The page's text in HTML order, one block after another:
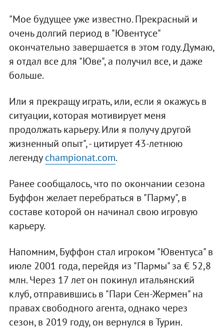
"Мое будущее уже известно. Прекрасный и
очень долгий период в "Ювентусе"
окончательно завершается в этом году. Думаю,
я отдал все для "Юве", а получил все, и даже
больше.
Или я прекращу играть, или, если я окажусь в
ситуации, которая мотивирует меня
продолжать карьеру. Или я получу другой
жизненный опыт", - цитирует 43-летнюю
легендуchampionat.com.
Ранее сообщалось, что по окончании сезона
Буффон желает перебраться в "Парму", в
составе которой он начинал свою игровую
карьеру.
Напомним, Буффон стал игроком "Ювентуса" в
июле 2001 года, перейдя из "Пармы" за € 52,8
млн. Через 17 лет он покинул итальянский
клуб, отправившись в "Пари Сен-Жермен" на
правах свободного агента, однако через
сезон, в 2019 году, он вернулся в Турин.